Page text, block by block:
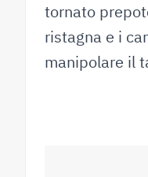
tornato
ristagna e i
manipolare il